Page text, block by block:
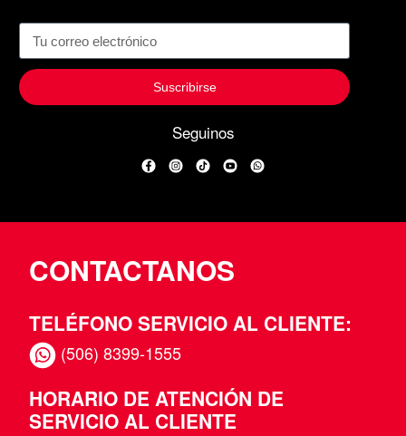
Suscribirse
Seguinos
FacebookInstagram
TikTokYouTubeWhatsApp
CONTACTANOS
TELÉFONO SERVICIO AL CLIENTE:
(506) 8399-1555
HORARIO DE ATENCIÓN DE
SERVICIO AL CLIENTE